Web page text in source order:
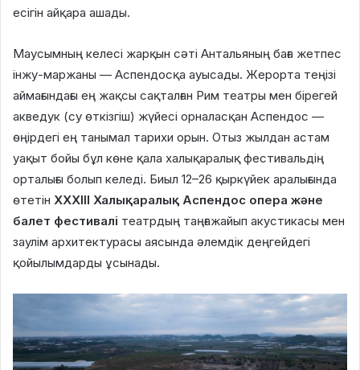
есігін айқара ашады.
Маусымның келесі жарқын сәті Антальяның баға жетпес
інжу-маржаны — Аспендосқа ауысады. Жерорта теңізі
аймағындағы ең жақсы сақталған Рим театры мен бірегей
акведук (су өткізгіш) жүйесі орналасқан Аспендос —
өңірдегі ең танымал тарихи орын. Отыз жылдан астам
уақыт бойы бұл көне қала халықаралық фестивальдің
орталығы болып келеді. Биыл 12–26 қыркүйек аралығында
өтетін ХХХІІІ Халықаралық Аспендос опера және
балет фестивалі театрдың таңғажайып акустикасы мен
заулім архитектурасы аясында әлемдік деңгейдегі
қойылымдарды ұсынады.